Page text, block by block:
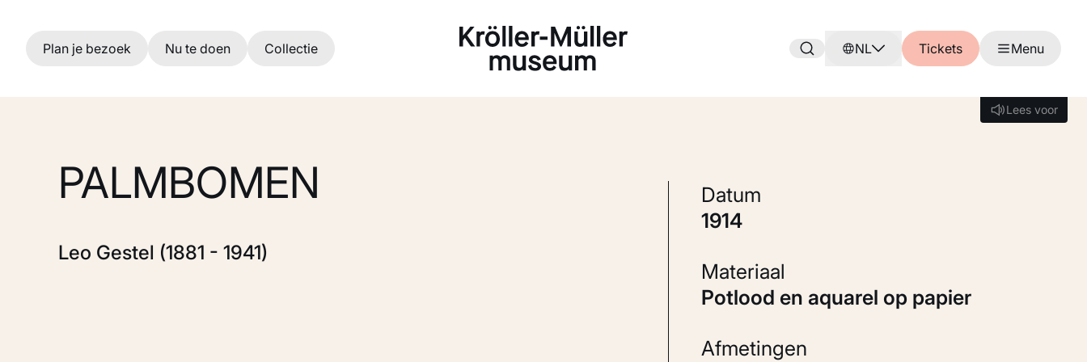
Ga naar hoofdinhoud
Plan je bezoek Nu te doen Collectie NL Tickets Menu
Lees voor
Lees voor
PALMBOMEN
Leo Gestel (1881 - 1941)
Datum
1914
Materiaal
Potlood en aquarel op papier
Afmetingen